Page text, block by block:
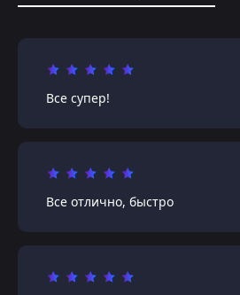
Все супер!
Все отлично, быстро